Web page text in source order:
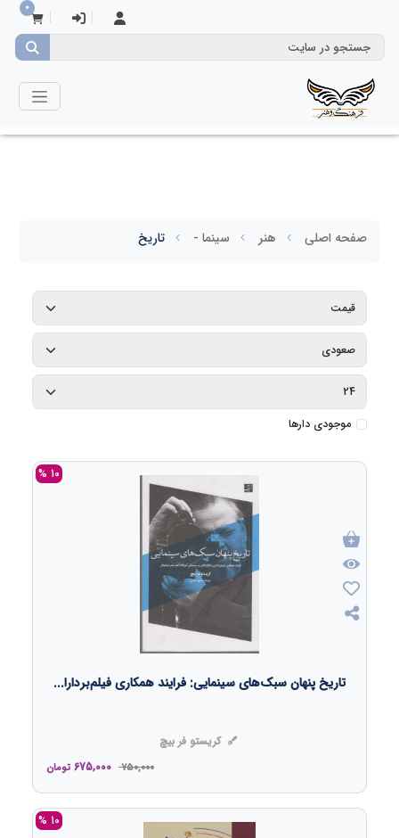
0
صفحه اصلی هنر سینما - تاریخ
موجودی دارها
10 %
تاریخ پنهان سبک‌های سینمایی: فرایند همکاری فیلم‌بردارا...
کریستو فر بیچ
750,000
675,000 تومان
10 %